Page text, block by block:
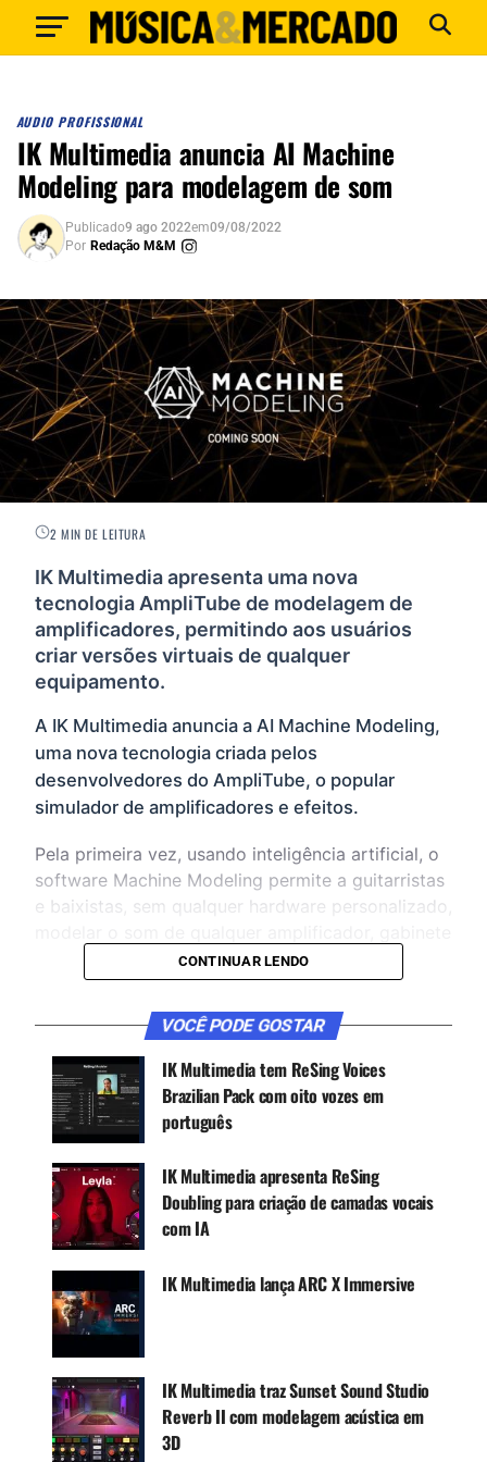
AUDIO PROFISSIONAL
IK Multimedia anuncia AI Machine
Modeling para modelagem de som
Publicado9 ago 2022em09/08/2022
Por Redação M&M
2 MIN DE LEITURA
IK Multimedia apresenta uma nova
tecnologia AmpliTube de modelagem de
amplificadores, permitindo aos usuários
criar versões virtuais de qualquer
equipamento.
A IK Multimedia anuncia a AI Machine Modeling,
uma nova tecnologia criada pelos
desenvolvedores do AmpliTube, o popular
simulador de amplificadores e efeitos.
Pela primeira vez, usando inteligência artificial, o
software Machine Modeling permite a guitarristas
e baixistas, sem qualquer hardware personalizado,
ou combo, além de pedais de distorção,
overdrive, fuzz, EQ ou boost, tudo com um novo
nível de acuracidade indistinguível do real.
CONTINUE ACOMPANHANDO
Receba novas matérias do Música & Mercado no
WhatsApp e no Google News.
Canal WhatsApp
Google News
A rede neural de machine learning da IK captura o
som do equipamento em minutos usando sinais
de guitarra reais, não apenas sons de teste, para
CONTINUAR LENDO
VOCÊ PODE GOSTAR
IK Multimedia tem ReSing Voices
Brazilian Pack com oito vozes em
português
IK Multimedia apresenta ReSing
Doubling para criação de camadas vocais
com IA
IK Multimedia lança ARC X Immersive
IK Multimedia traz Sunset Sound Studio
Reverb II com modelagem acústica em
3D